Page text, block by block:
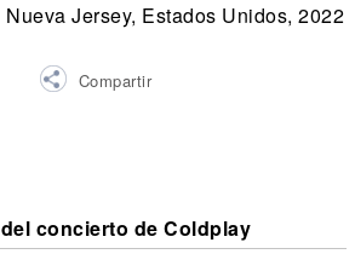
Jersey, Estados Unidos, 2022
Compartir
concierto de Coldplay